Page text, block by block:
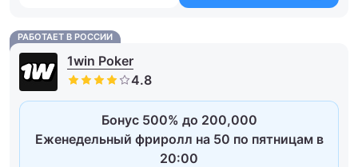
РАБОТАЕТ В РОССИИ
1win Poker
Бонус 500% до 200,000
Еженедельный фриролл на 50 по пятницам в
20:00